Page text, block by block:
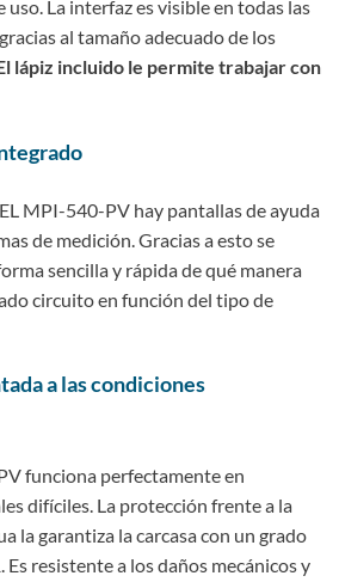
La interfaz es visible en todas las
al tamaño adecuado de los
lápiz incluido le permite trabajar con
MPI-540-PV hay pantallas de ayuda
de medición. Gracias a esto se
sencilla y rápida de qué manera
circuito en función del tipo de
a las condiciones
funciona perfectamente en
difíciles. La protección frente a la
la garantiza la carcasa con un grado
resistente a los daños mecánicos y